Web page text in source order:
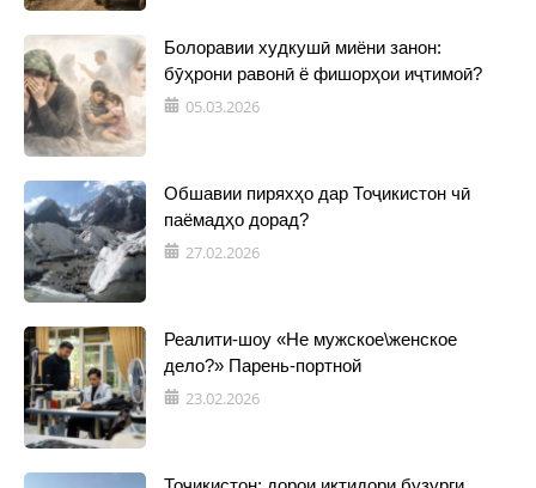
Болоравии худкушӣ миёни занон:
бӯҳрони равонӣ ё фишорҳои иҷтимоӣ?
05.03.2026
Обшавии пиряхҳо дар Тоҷикистон чӣ
паёмадҳо дорад?
27.02.2026
Реалити-шоу «Не мужское\женское
дело?» Парень-портной
23.02.2026